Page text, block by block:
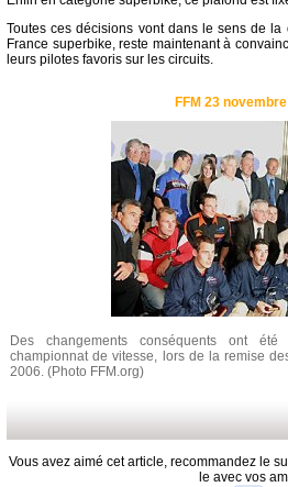
Toutes ces décisions vont dans le sens de
France superbike, reste maintenant à
leurs pilotes favoris sur les circuits.
FFM 23
Des changements conséquents ont
championnat de vitesse, lors de la remise
2006. (Photo FFM.org)
Vous avez aimé cet article, recommandez le
le avec vos